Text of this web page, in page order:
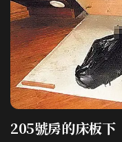
205號房的床板